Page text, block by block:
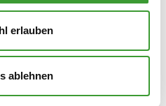
erlauben
ablehnen